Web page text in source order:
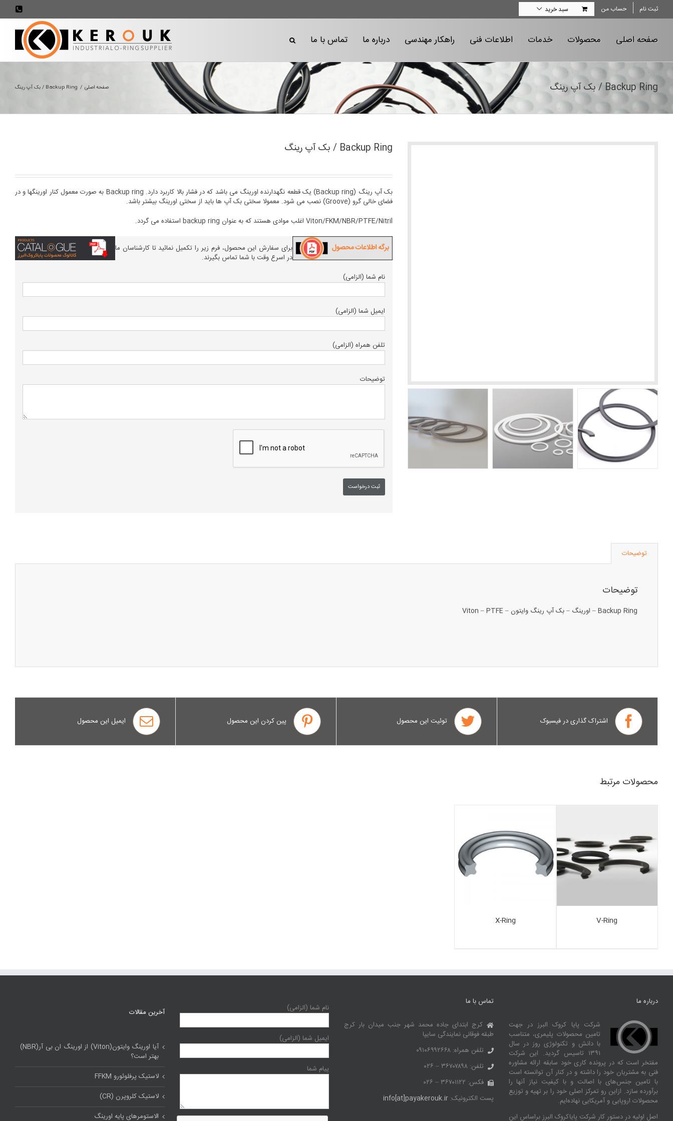
ثبت نام حساب من سبد خرید
صفحه اصلی محصولات خدمات اطلاعات فنی راهکار مهندسی درباره ما تماس با ما
Backup Ring / بک آپ رینگ صفحه اصلی / Backup Ring / بک آپ رینگ
Backup Ring / بک آپ رینگ
بک آپ رینگ (Backup ring) یک قطعه نگهدارنده اورینگ می باشد که در فشار بالا کاربرد دارد. Backup ring به صورت معمول کنار اورینگها و در
فضای خالی گرو (Groove) نصب می شود. معمولا سختی بک آپ ها باید از سختی اورینگ بیشتر باشد.
Viton/FKM/NBR/PTFE/Nitril اغلب موادی هستند که به عنوان backup ring استفاده می گردد.
برای سفارش این محصول، فرم زیر را تکمیل نمائید تا کارشناسان ما
در اسرع وقت با شما تماس بگیرند.
نام شما (الزامی)
ایمیل شما (الزامی)
تلفن همراه (الزامی)
توضیحات
توضیحات
توضیحات
Backup Ring – اورینگ – بک آپ رینگ وایتون – Viton – PTFE
اشتراک گذاری در فیسبوک توئیت این محصول پین کردن این محصول ایمیل این محصول
محصولات مرتبط
V-Ring
X-Ring
درباره ما
شرکت پایا کروک البرز در جهت
تامین محصولات پلیمری، متناسب
با دانش و تکنولوژی روز در سال
۱۳۹۱ تاسیس گردید. این شرکت
مفتخر است که در پرونده کاری خود سابقه ارائه مشاوره
فنی به مشتریان خود را داشته و در کنار آن توانسته‌ است
با تامین جنس‌های با اصالت و با کیفیت نیاز آنها را
برآورده سازد. ازاین‌ رو تمرکز اصلی خود را بر تهیه و توزیع
محصولات اروپایی و آمریکایی نهاده‌ایم.
اصل اولیه در دستور کار شرکت پایاکروک البرز براساس این
تماس با ما
کرج ابتدای جاده محمد شهر جنب میدان بار کرج
طبقه فوقانی نمایندگی سایپا
تلفن همراه: ۰۹۱۰۶۹۹۲۶۶۸
تلفن: ۳۶۷۰۷۸۹۸ – ۰۲۶
فکس: ۳۶۷۰۱۱۲۲ – ۰۲۶
پست الکترونیک:info[at]payakerouk.ir
نام شما (الزامی)
ایمیل شما (الزامی)
پیام شما
آخرین مقالات
آیا اورینگ وایتون(Viton) از اورینگ ان بی آر(NBR)
بهتر است؟
لاستیک پرفلوئورو FFKM
لاستیک کلروپرن (CR)
الاستومرهای پایه اورینگ